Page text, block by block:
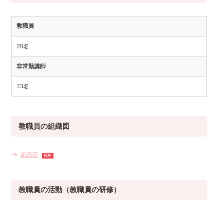
教職員
20名
非常勤講師
73名
教職員の組織図
組織図
教職員の活動（教職員の研修）